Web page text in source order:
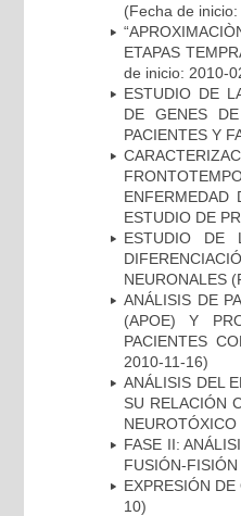
(Fecha de
ETAPAS
de inicio: 2010-
ESTUDIO DE
DE GENES
PACIENTES Y
ENFERMEDAD
ESTUDIO DE
ESTUDIO DE
NEURONALES
ANÁLISIS DE
(APOE) Y
PACIENTES
2010-11-16)
ANÁLISIS DEL
SU RELACIÓN
NEUROTÓXICO
FASE II:
FUSIÓN-
EXPRESIÓN
10)